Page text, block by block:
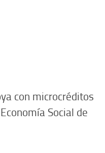
con microcréditos
Social de